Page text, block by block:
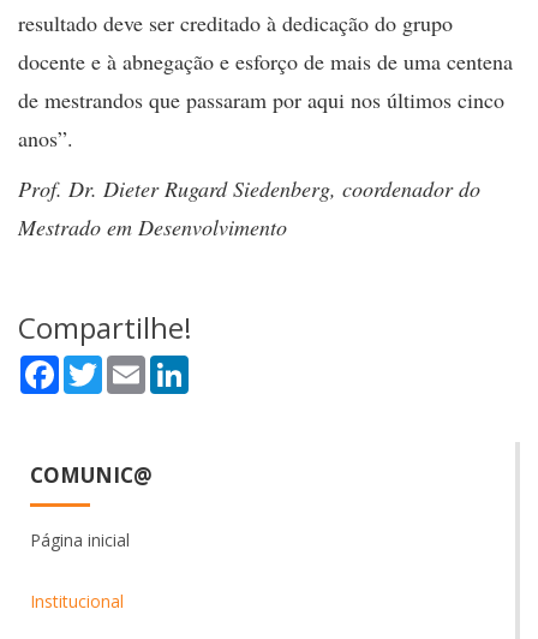
resultado deve ser creditado à dedicação do grupo
docente e à abnegação e esforço de mais de uma centena
de mestrandos que passaram por aqui nos últimos cinco
anos”.
Prof. Dr. Dieter Rugard Siedenberg, coordenador do
Mestrado em Desenvolvimento
Compartilhe!
Facebook
TwitterEmail
COMUNIC@
Página inicial
Institucional